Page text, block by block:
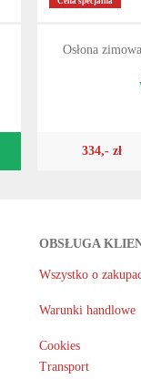
Osłona
334,- zł
OBSŁUGA
Wszystko o
Warunki handlowe
Cookies
Transport